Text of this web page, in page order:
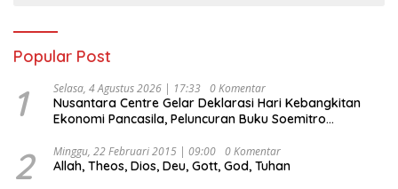
Popular Post
1 Selasa, 4 Agustus 2026 | 17:33 0 Komentar
Nusantara Centre Gelar Deklarasi Hari Kebangkitan
Ekonomi Pancasila, Peluncuran Buku Soemitro
Ekonomi Politik Indonesia) & Simposium Nasional
“Urgensi Undang-Undang Perekonomian Nasional dan
2 Minggu, 22 Februari 2015 | 09:00 0 Komentar
Allah, Theos, Dios, Deu, Gott, God, Tuhan